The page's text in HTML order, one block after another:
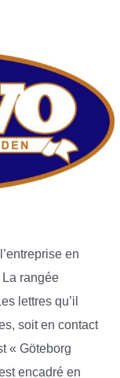
en
rangée
lettres qu’il
soit en contact
« Göteborg
encadré en